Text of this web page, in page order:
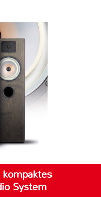
System